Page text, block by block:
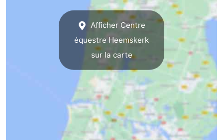
Afficher Centre
équestre Heemskerk
sur la carte